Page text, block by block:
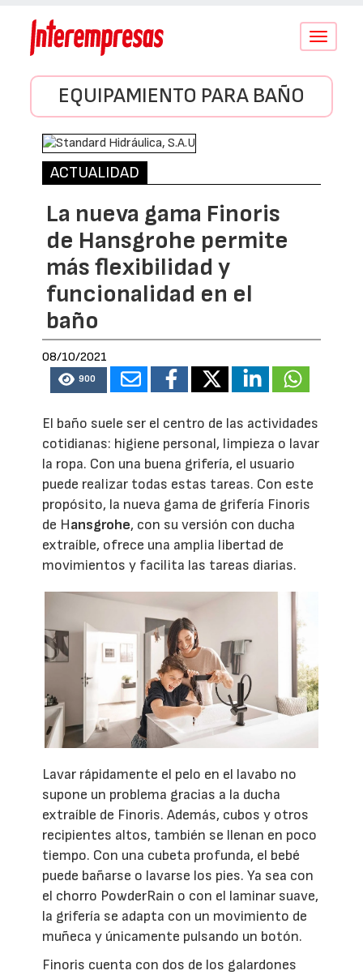
Conmutar
EQUIPAMIENTO PARA BAÑO
ACTUALIDAD
La nueva gama Finoris
de Hansgrohe permite
más flexibilidad y
funcionalidad en el
baño
08/10/2021
900
El baño suele ser el centro de las actividades
cotidianas: higiene personal, limpieza o lavar
la ropa. Con una buena grifería, el usuario
puede realizar todas estas tareas. Con este
propósito, la nueva gama de grifería Finoris
de Hansgrohe, con su versión con ducha
extraíble, ofrece una amplia libertad de
movimientos y facilita las tareas diarias.
Lavar rápidamente el pelo en el lavabo no
supone un problema gracias a la ducha
extraíble de Finoris. Además, cubos y otros
recipientes altos, también se llenan en poco
tiempo. Con una cubeta profunda, el bebé
puede bañarse o lavarse los pies. Ya sea con
el chorro PowderRain o con el laminar suave,
la grifería se adapta con un movimiento de
muñeca y únicamente pulsando un botón.
Finoris cuenta con dos de los galardones